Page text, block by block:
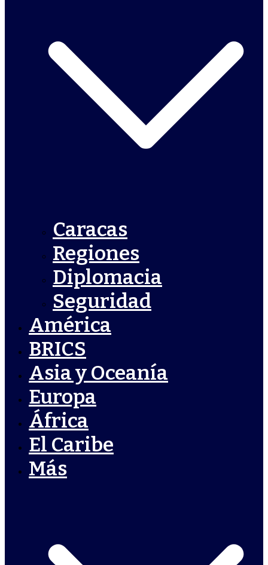
Caracas
Regiones
Diplomacia
Seguridad
América
BRICS
Asia y Oceanía
Europa
África
El Caribe
Más